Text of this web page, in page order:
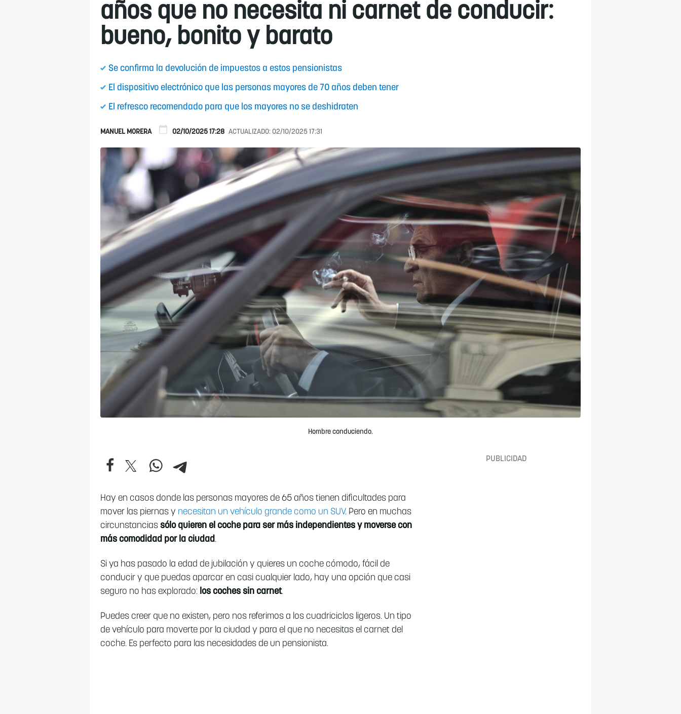
años que no necesita ni carnet de conducir:
bueno, bonito y barato
Se confirma la devolución de impuestos a estos pensionistas
El dispositivo electrónico que las personas mayores de 70 años deben tener
El refresco recomendado para que los mayores no se deshidraten
MANUEL MORERA 02/10/2025 17:28 ACTUALIZADO: 02/10/2025 17:31
Hombre conduciendo.
Hay en casos donde las personas mayores de 65 años tienen dificultades para
mover las piernas y necesitan un vehículo grande como un SUV. Pero en muchas
circunstancias sólo quieren el coche para ser más independientes y moverse con
más comodidad por la ciudad.
Si ya has pasado la edad de jubilación y quieres un coche cómodo, fácil de
conducir y que puedas aparcar en casi cualquier lado, hay una opción que casi
seguro no has explorado: los coches sin carnet.
Puedes creer que no existen, pero nos referimos a los cuadriciclos ligeros. Un tipo
de vehículo para moverte por la ciudad y para el que no necesitas el carnet del
coche. Es perfecto para las necesidades de un pensionista.